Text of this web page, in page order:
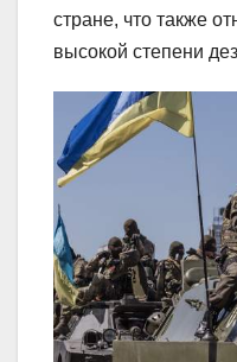
стране, что также
высокой степени